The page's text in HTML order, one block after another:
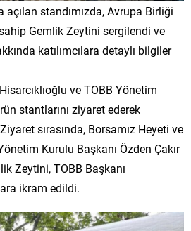
açılan standımızda, Avrupa Birliği
Gemlik Zeytini sergilendi ve
katılımcılara detaylı bilgiler
ve TOBB Yönetim
stantlarını ziyaret ederek
sırasında, Borsamız Heyeti ve
Kurulu Başkanı Özden Çakır
Zeytini, TOBB Başkanı
ikram edildi.